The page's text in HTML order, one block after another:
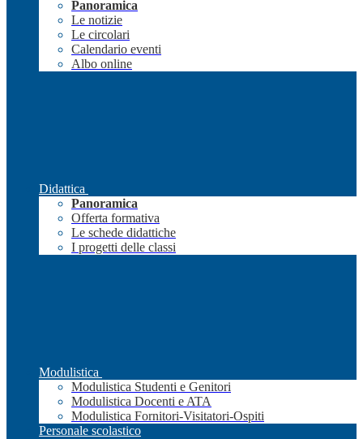
Panoramica
Le notizie
Le circolari
Calendario eventi
Albo online
Didattica
Panoramica
Offerta formativa
Le schede didattiche
I progetti delle classi
Modulistica
Modulistica Studenti e Genitori
Modulistica Docenti e ATA
Modulistica Fornitori-Visitatori-Ospiti
Personale scolastico